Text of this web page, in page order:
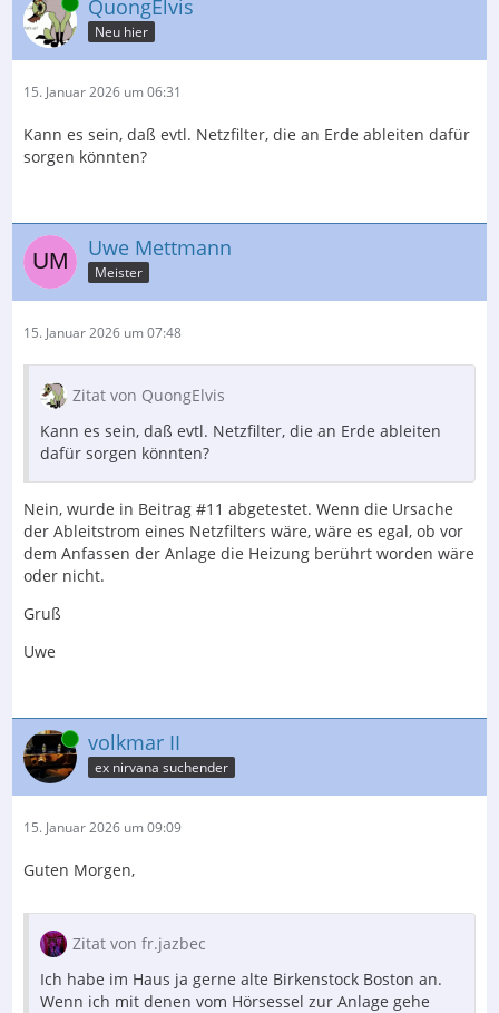
QuongElvis
Neu hier
15. Januar 2026 um 06:31
Kann es sein, daß evtl. Netzfilter, die an Erde ableiten dafür
sorgen könnten?
Uwe Mettmann
Meister
15. Januar 2026 um 07:48
Zitat von QuongElvis
Kann es sein, daß evtl. Netzfilter, die an Erde ableiten
dafür sorgen könnten?
Nein, wurde in Beitrag #11 abgetestet. Wenn die Ursache
der Ableitstrom eines Netzfilters wäre, wäre es egal, ob vor
dem Anfassen der Anlage die Heizung berührt worden wäre
oder nicht.
Gruß
Uwe
Online volkmar II
ex nirvana suchender
15. Januar 2026 um 09:09
Guten Morgen,
Zitat von fr.jazbec
Ich habe im Haus ja gerne alte Birkenstock Boston an.
Wenn ich mit denen vom Hörsessel zur Anlage gehe